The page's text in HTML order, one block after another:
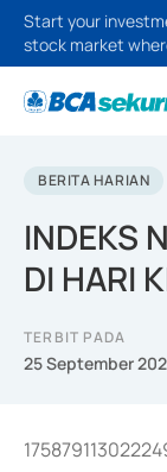
Start your
stock market
BERITA HARIAN
INDEKS
DI HARI
TERBIT PADA
25 September